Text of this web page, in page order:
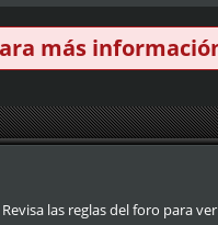
más
las reglas del foro para